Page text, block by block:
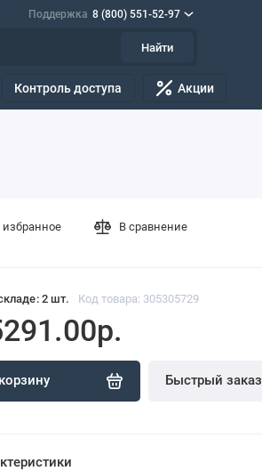
Поддержка 8 (800) 551-52-97
Найти
Контроль доступа Акции
2 шт. Код товара: 305305729
Быстрый заказ
избранное В сравнение